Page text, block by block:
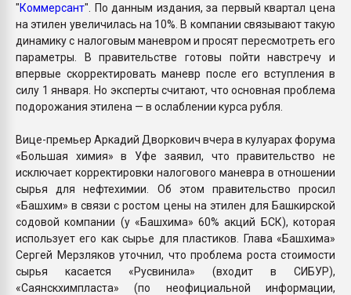
"Коммерсант". По данным издания, за первый квартал цена
на этилен увеличилась на 10%. В компании связывают такую
динамику с налоговым маневром и просят пересмотреть его
параметры. В правительстве готовы пойти навстречу и
впервые скорректировать маневр после его вступления в
силу 1 января. Но эксперты считают, что основная проблема
подорожания этилена — в ослаблении курса рубля.
Вице-премьер Аркадий Дворкович вчера в кулуарах форума
«Большая химия» в Уфе заявил, что правительство не
исключает корректировки налогового маневра в отношении
сырья для нефтехимии. Об этом правительство просил
«Башхим» в связи с ростом цены на этилен для Башкирской
содовой компании (у «Башхима» 60% акций БСК), которая
использует его как сырье для пластиков. Глава «Башхима»
Сергей Мерзляков уточнил, что проблема роста стоимости
сырья касается «Русвинила» (входит в СИБУР),
«Саянскхимпласта» (по неофициальной информации,